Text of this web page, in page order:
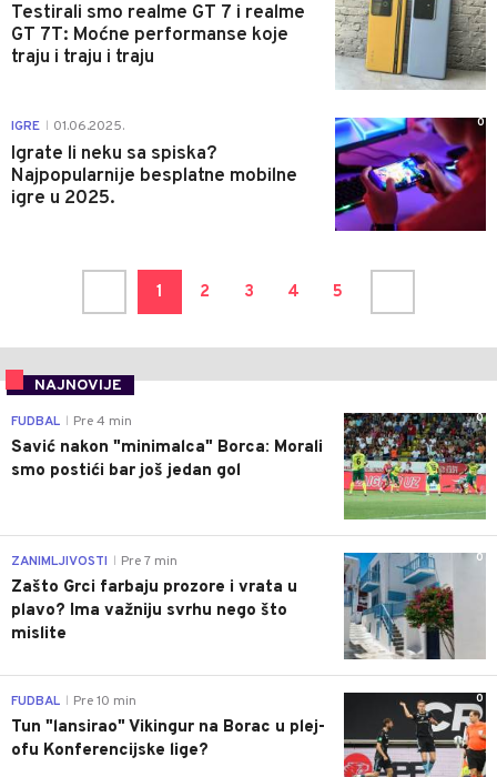
Testirali smo realme GT 7 i realme
GT 7T: Moćne performanse koje
traju i traju i traju
IGRE 01.06.2025.
Igrate li neku sa spiska?
Najpopularnije besplatne mobilne
igre u 2025.
0
1 2 3 4 5
NAJNOVIJE
0
FUDBAL Pre 4 min
Savić nakon "minimalca" Borca: Morali
smo postići bar još jedan gol
0
ZANIMLJIVOSTI Pre 7 min
Zašto Grci farbaju prozore i vrata u
plavo? Ima važniju svrhu nego što
mislite
0
FUDBAL Pre 10 min
Tun "lansirao" Vikingur na Borac u plej-
ofu Konferencijske lige?